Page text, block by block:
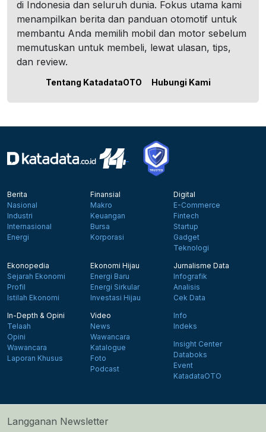
di Indonesia dan seluruh dunia. Fokus utama kami
menampilkan berita dan panduan otomotif untuk
membantu Anda memilih mobil dan motor sebelum
memutuskan untuk membeli, lewat ulasan, tips,
dan review.
Tentang KatadataOTO Hubungi Kami
Berita
Nasional
Industri
Internasional
Energi
Finansial
Makro
Keuangan
Bursa
Korporasi
Digital
E-Commerce
Fintech
Startup
Gadget
Teknologi
Ekonopedia
Sejarah Ekonomi
Profil
Istilah Ekonomi
Ekonomi Hijau
Energi Baru
Energi Sirkular
Investasi Hijau
Jurnalisme Data
Infografik
Analisis
Cek Data
In-Depth & Opini
Telaah
Opini
Wawancara
Laporan Khusus
Video
News
Wawancara
Katalogue
Foto
Podcast
Info
Indeks
Insight Center
Databoks
Event
KatadataOTO
Langganan Newsletter